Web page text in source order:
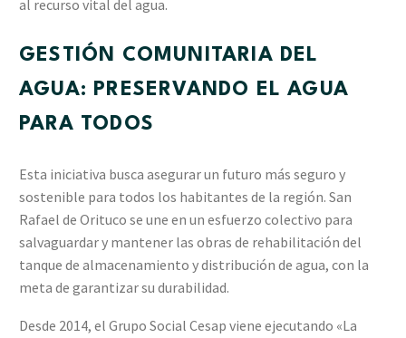
al recurso vital del agua.
GESTIÓN COMUNITARIA DEL
AGUA: PRESERVANDO EL AGUA
PARA TODOS
Esta iniciativa busca asegurar un futuro más seguro y
sostenible para todos los habitantes de la región. San
Rafael de Orituco se une en un esfuerzo colectivo para
salvaguardar y mantener las obras de rehabilitación del
tanque de almacenamiento y distribución de agua, con la
meta de garantizar su durabilidad.
Desde 2014, el Grupo Social Cesap viene ejecutando «La